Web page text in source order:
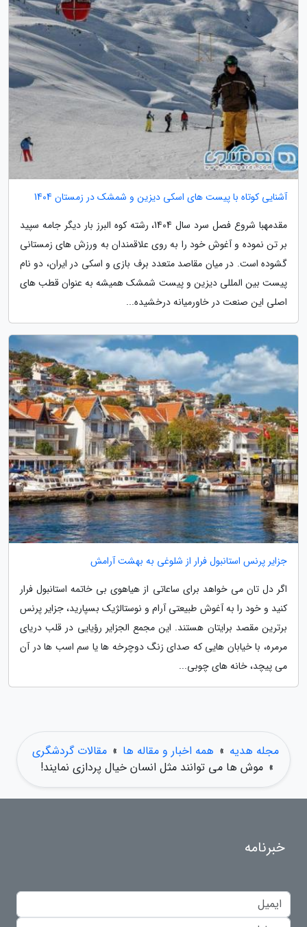
آشنایی کوتاه با پیست های اسکی دیزین و شمشک در زمستان 1404
مقدمهبا شروع فصل سرد سال 1404، رشته کوه البرز بار دیگر جامه سپید
بر تن نموده و آغوش خود را به روی علاقمندان به ورزش های زمستانی
گشوده است. در میان مقاصد متعدد برف بازی و اسکی در ایران، دو نام
پیست بین المللی دیزین و پیست شمشک همیشه به عنوان قطب های
اصلی این صنعت در خاورمیانه درخشیده...
جزایر پرنس استانبول فرار از شلوغی به بهشت آرامش
اگر دل تان می خواهد برای ساعاتی از هیاهوی بی خاتمه استانبول فرار
کنید و خود را به آغوش طبیعتی آرام و نوستالژیک بسپارید، جزایر پرنس
برترین مقصد برایتان هستند. این مجمع الجزایر رؤیایی در قلب دریای
مرمره، با خیابان هایی که صدای زنگ دوچرخه ها یا سم اسب ها در آن
می پیچد، خانه های چوبی...
مجله هدیه » همه اخبار و مقاله ها » مقالات گردشگری
» موش ها می توانند مثل انسان خیال پردازی نمایند!
خبرنامه